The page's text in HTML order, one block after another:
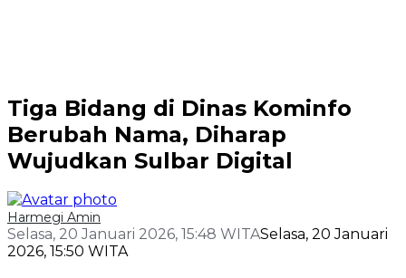
Tiga Bidang di Dinas Kominfo
Berubah Nama, Diharap
Wujudkan Sulbar Digital
Harmegi Amin
Selasa, 20 Januari 2026, 15:48 WITASelasa, 20 Januari
2026, 15:50 WITA